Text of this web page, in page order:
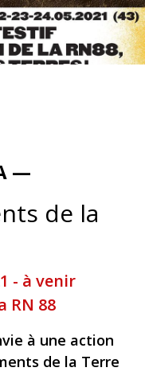
—
de la
- à venir
RN 88
à une action
de la Terre